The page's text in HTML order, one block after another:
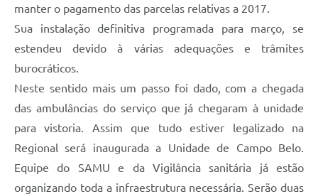
manter o pagamento das parcelas relativas a 2017.
Sua instalação definitiva programada para março, se
estendeu devido à várias adequações e trâmites
burocráticos.
Neste sentido mais um passo foi dado, com a chegada
das ambulâncias do serviço que já chegaram à unidade
para vistoria. Assim que tudo estiver legalizado na
Regional será inaugurada a Unidade de Campo Belo.
Equipe do SAMU e da Vigilância sanitária já estão
organizando toda a infraestrutura necessária. Serão duas